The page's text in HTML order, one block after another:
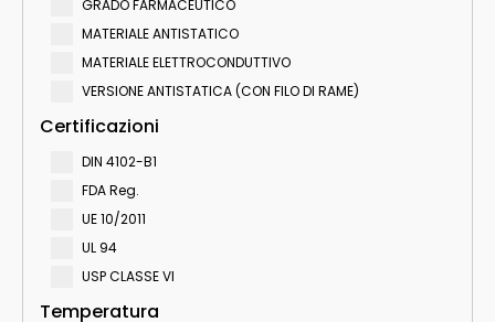
GRADO FARMACEUTICO
MATERIALE ANTISTATICO
MATERIALE ELETTROCONDUTTIVO
VERSIONE ANTISTATICA (CON FILO DI RAME)
Certificazioni
DIN 4102-B1
FDA Reg.
UE 10/2011
UL 94
USP CLASSE VI
Temperatura